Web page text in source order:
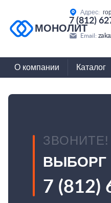
МОНОЛИТ
Адрес:
7 (812)
Email:
О компании Каталог
ЗВОНИТЕ!
ВЫБОРГ
7 (812)